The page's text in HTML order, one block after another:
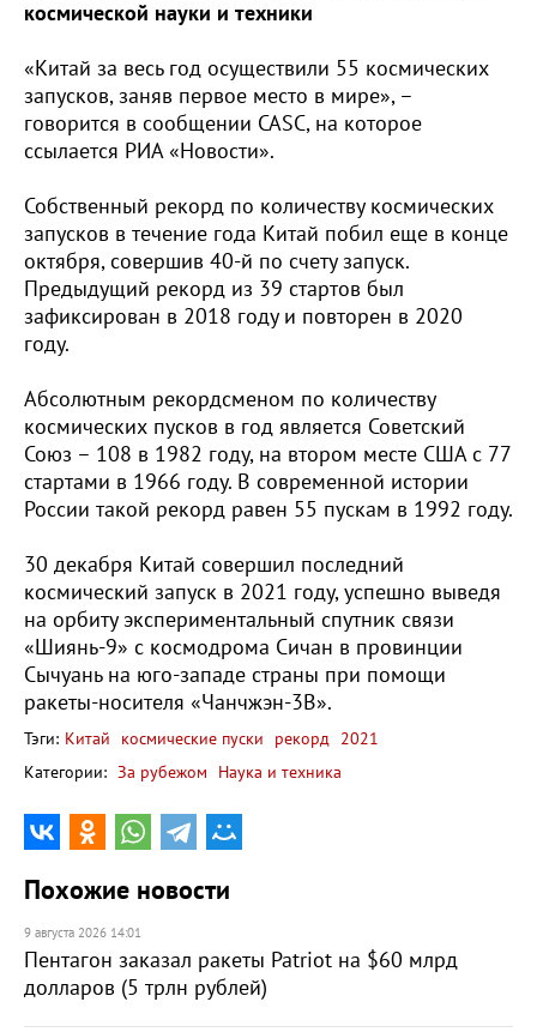
космической науки и техники
«Китай за весь год осуществили 55 космических
запусков, заняв первое место в мире», –
говорится в сообщении CASC, на которое
ссылается РИА «Новости».
Собственный рекорд по количеству космических
запусков в течение года Китай побил еще в конце
октября, совершив 40-й по счету запуск.
Предыдущий рекорд из 39 стартов был
зафиксирован в 2018 году и повторен в 2020
году.
Абсолютным рекордсменом по количеству
космических пусков в год является Советский
Союз – 108 в 1982 году, на втором месте США с 77
стартами в 1966 году. В современной истории
России такой рекорд равен 55 пускам в 1992 году.
30 декабря Китай совершил последний
космический запуск в 2021 году, успешно выведя
на орбиту экспериментальный спутник связи
«Шиянь-9» с космодрома Сичан в провинции
Сычуань на юго-западе страны при помощи
ракеты-носителя «Чанчжэн-3B».
Тэги: Китай космические пуски рекорд 2021
Категории: За рубежом Наука и техника
Похожие новости
9 августа 2026 14:01
Пентагон заказал ракеты Patriot на $60 млрд
долларов (5 трлн рублей)